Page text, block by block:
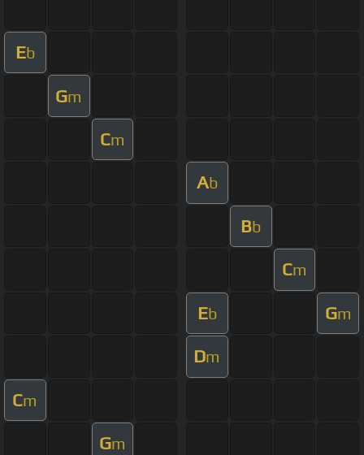
Eb
Gm
Cm
Ab
Bb
Cm
Eb Gm
Dm
Cm
Gm